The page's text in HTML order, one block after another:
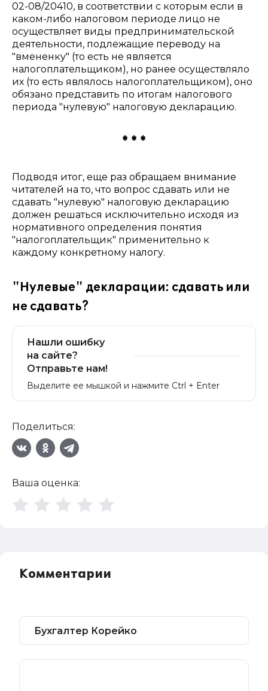
02-08/20410, в соответствии с которым если в
каком-либо налоговом периоде лицо не
осуществляет виды предпринимательской
деятельности, подлежащие переводу на
"вмененку" (то есть не является
налогоплательщиком), но ранее осуществляло
их (то есть являлось налогоплательщиком), оно
обязано представить по итогам налогового
периода "нулевую" налоговую декларацию.
* * *
Подводя итог, еще раз обращаем внимание
читателей на то, что вопрос сдавать или не
сдавать "нулевую" налоговую декларацию
должен решаться исключительно исходя из
нормативного определения понятия
"налогоплательщик" применительно к
каждому конкретному налогу.
"Нулевые" декларации: сдавать или
не сдавать?
Нашли ошибку
на сайте?
Отправьте нам!
Выделите ее мышкой и нажмите Ctrl + Enter
Поделиться:
Ваша оценка:
Комментарии